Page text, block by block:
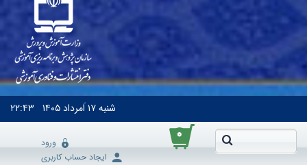
شنبه۱۷ اَمرداد ۱۴۰۵ ۲۲:۴۳
۰
ورود
ایجاد حساب کاربری